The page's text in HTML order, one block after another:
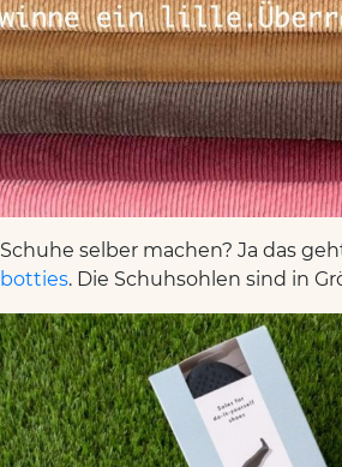
Schuhe selber machen? Ja das
botties. Die Schuhsohlen sind in